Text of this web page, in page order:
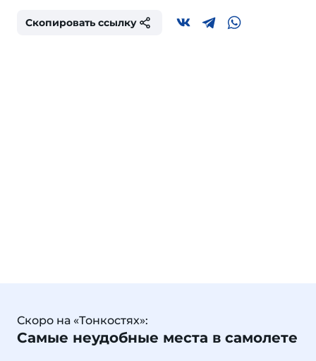
Скопировать ссылку
Скоро на «Тонкостях»:
Самые неудобные места в самолете